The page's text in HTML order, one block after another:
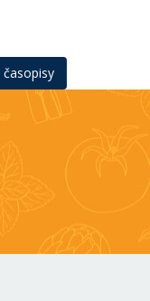
časopisy